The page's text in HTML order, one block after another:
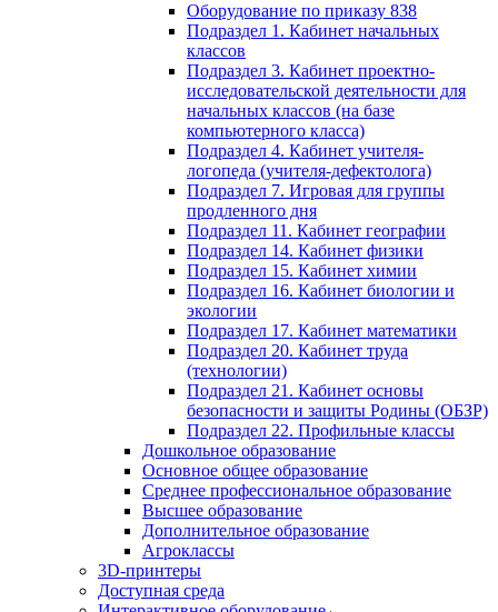
Оборудование по приказу 838
Подраздел 1. Кабинет начальных
классов
Подраздел 3. Кабинет проектно-
исследовательской деятельности для
начальных классов (на базе
компьютерного класса)
Подраздел 4. Кабинет учителя-
логопеда (учителя-дефектолога)
Подраздел 7. Игровая для группы
продленного дня
Подраздел 11. Кабинет географии
Подраздел 14. Кабинет физики
Подраздел 15. Кабинет химии
Подраздел 16. Кабинет биологии и
экологии
Подраздел 17. Кабинет математики
Подраздел 20. Кабинет труда
(технологии)
Подраздел 21. Кабинет основы
безопасности и защиты Родины (ОБЗР)
Подраздел 22. Профильные классы
Дошкольное образование
Основное общее образование
Среднее профессиональное образование
Высшее образование
Дополнительное образование
Агроклассы
3D-принтеры
Доступная среда